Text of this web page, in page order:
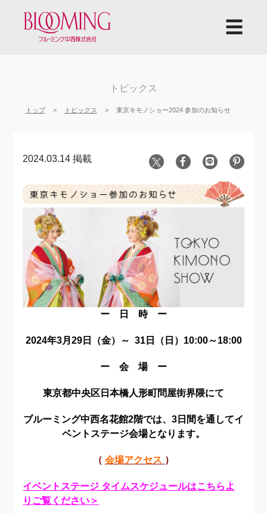
☰
トピックス
トップ トピックス 東京キモノショー2024 参加のお知らせ
2024.03.14 掲載
ー 日 時 ー
2024年3月29日（金）～ 31日（日）10:00～18:00
ー 会 場 ー
東京都中央区日本橋人形町問屋街界隈にて
ブルーミング中西名花館2階では、3日間を通してイ
ベントステージ会場となります。
（ 会場アクセス ）
イベントステージ タイムスケジュールはこちらよ
りご覧ください＞